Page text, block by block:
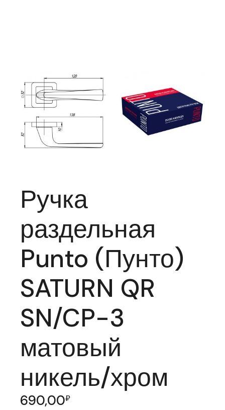
Ручка
раздельная
Punto (Пунто)
SATURN QR
SN/CP-3
матовый
никель/хром
690,00₽